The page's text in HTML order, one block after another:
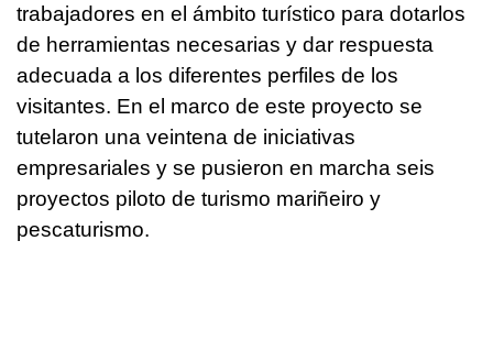
trabajadores en el ámbito turístico para dotarlos
de herramientas necesarias y dar respuesta
adecuada a los diferentes perfiles de los
visitantes. En el marco de este proyecto se
tutelaron una veintena de iniciativas
empresariales y se pusieron en marcha seis
proyectos piloto de turismo mariñeiro y
pescaturismo.